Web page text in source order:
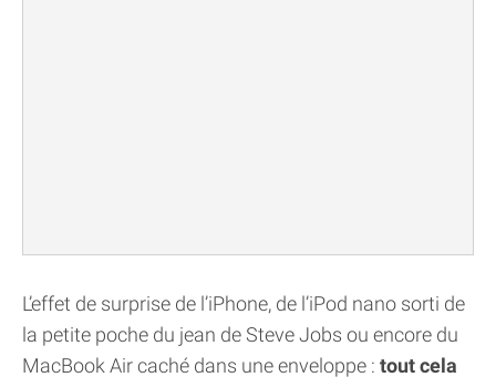
L’effet de surprise de l’iPhone, de l’iPod nano sorti de
la petite poche du jean de Steve Jobs ou encore du
MacBook Air caché dans une enveloppe : tout cela